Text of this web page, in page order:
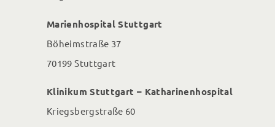
Marienhospital Stuttgart
Böheimstraße 37
70199 Stuttgart
Klinikum Stuttgart – Katharinenhospital
Kriegsbergstraße 60